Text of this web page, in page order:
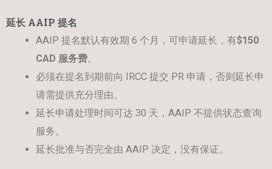
延长 AAIP 提名
AAIP 提名默认有效期 6 个月，可申请延长，有$150
CAD 服务费。
必须在提名到期前向 IRCC 提交 PR 申请，否则延长申
请需提供充分理由。
延长申请处理时间可达 30 天，AAIP 不提供状态查询
服务。
延长批准与否完全由 AAIP 决定，没有保证。